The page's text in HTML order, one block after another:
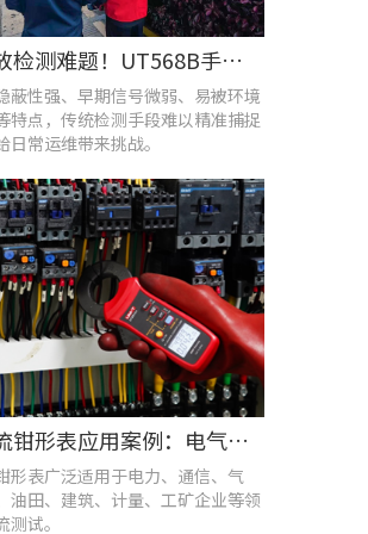
破解局放检测难题！UT568B手持式声学成像仪让隐患“可视化”
蔽性强、早期信号微弱、易被环境
特点，传统检测手段难以精准捕捉
日常运维带来挑战。
漏电电流钳形表应用案例：电气设备检测
形表广泛适用于电力、通信、气
油田、建筑、计量、工矿企业等领
试。